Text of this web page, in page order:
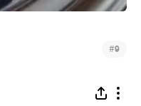
#9